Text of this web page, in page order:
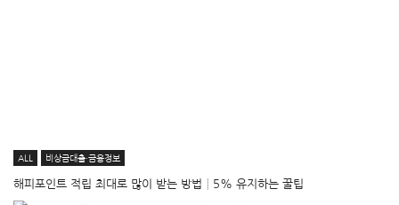
ALL 비상금대출·금융정보
해피포인트 적립 최대로 많이 받는 방법│5% 유지하는 꿀팁